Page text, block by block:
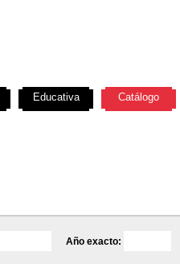
Año exacto:
Educativa Catálogo